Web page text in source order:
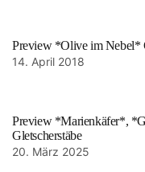
Preview *Olive im Nebel*
14. April 2018
Preview *Marienkäfer*,
Gletscherstäbe
20. März 2025